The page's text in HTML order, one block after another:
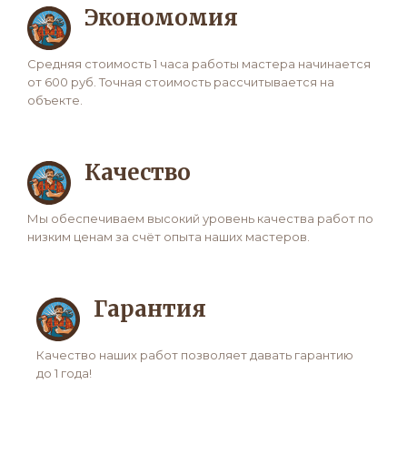
Экономомия
Средняя стоимость 1 часа работы мастера начинается
от 600 руб. Точная стоимость рассчитывается на
объекте.
Качество
Мы обеспечиваем высокий уровень качества работ по
низким ценам за счёт опыта наших мастеров.
Гарантия
Качество наших работ позволяет давать гарантию
до 1 года!